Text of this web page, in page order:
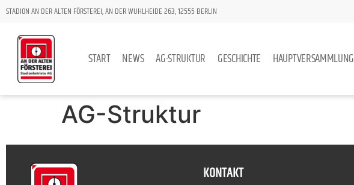
STADION AN DER ALTEN FÖRSTEREI, AN DER WUHLHEIDE 263, 12555 BERLIN
START NEWS AG-STRUKTUR GESCHICHTE HAUPTVERSAMMLUNG
AG-Struktur
KONTAKT